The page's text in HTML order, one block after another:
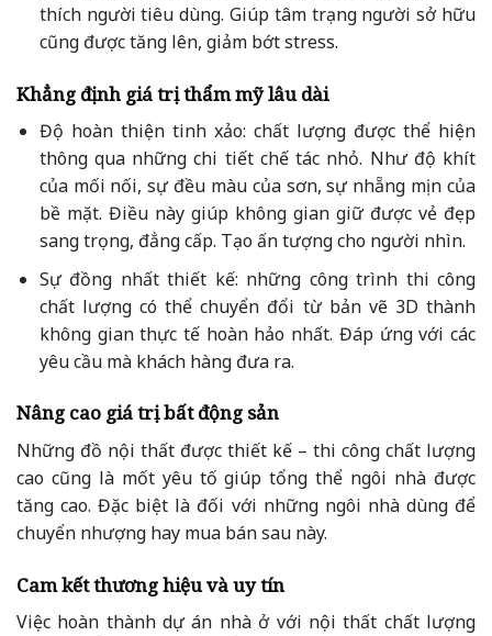
thích người tiêu dùng. Giúp tâm trạng người sở hữu
cũng được tăng lên, giảm bớt stress.
Khẳng định giá trị thẩm mỹ lâu dài
Độ hoàn thiện tinh xảo: chất lượng được thể hiện
thông qua những chi tiết chế tác nhỏ. Như độ khít
của mối nối, sự đều màu của sơn, sự nhẵng mịn của
bề mặt. Điều này giúp không gian giữ được vẻ đẹp
sang trọng, đẳng cấp. Tạo ấn tượng cho người nhìn.
Sự đồng nhất thiết kế: những công trình thi công
chất lượng có thể chuyển đổi từ bản vẽ 3D thành
không gian thực tế hoàn hảo nhất. Đáp ứng với các
yêu cầu mà khách hàng đưa ra.
Nâng cao giá trị bất động sản
Những đồ nội thất được thiết kế – thi công chất lượng
cao cũng là mốt yêu tố giúp tổng thể ngôi nhà được
tăng cao. Đặc biệt là đối với những ngôi nhà dùng để
chuyển nhượng hay mua bán sau này.
Cam kết thương hiệu và uy tín
Việc hoàn thành dự án nhà ở với nội thất chất lượng